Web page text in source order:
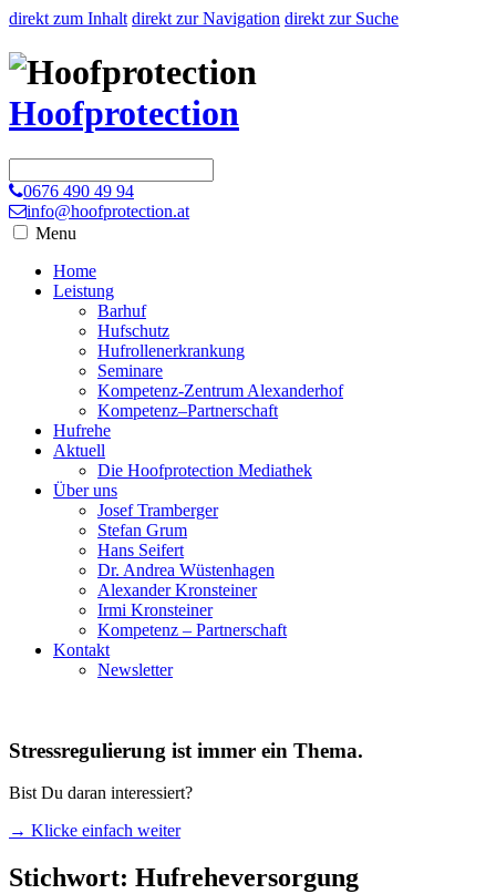
direkt zum Inhalt direkt zur Navigation direkt zur Suche
Hoofprotection
0676 490 49 94
info@hoofprotection.at
Menu
Home
Leistung
Barhuf
Hufschutz
Hufrollenerkrankung
Seminare
Kompetenz-Zentrum Alexanderhof
Kompetenz–Partnerschaft
Hufrehe
Aktuell
Die Hoofprotection Mediathek
Über uns
Josef Tramberger
Stefan Grum
Hans Seifert
Dr. Andrea Wüstenhagen
Alexander Kronsteiner
Irmi Kronsteiner
Kompetenz – Partnerschaft
Kontakt
Newsletter
Stressregulierung ist immer ein Thema.
Bist Du daran interessiert?
→ Klicke einfach weiter
Stichwort: Hufreheversorgung